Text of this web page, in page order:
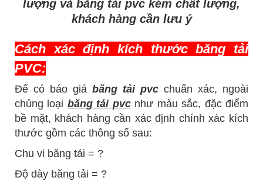
lượng và băng tải pvc kém chất lượng,
khách hàng cần lưu ý
Cách xác định kích thước băng tải
PVC:
Để có báo giá băng tải pvc chuẩn xác, ngoài
chủng loại băng tải pvcnhư màu sắc, đặc điểm
bề mặt, khách hàng cần xác định chính xác kích
thước gồm các thông số sau:
Chu vi băng tải = ?
Độ dày băng tải = ?